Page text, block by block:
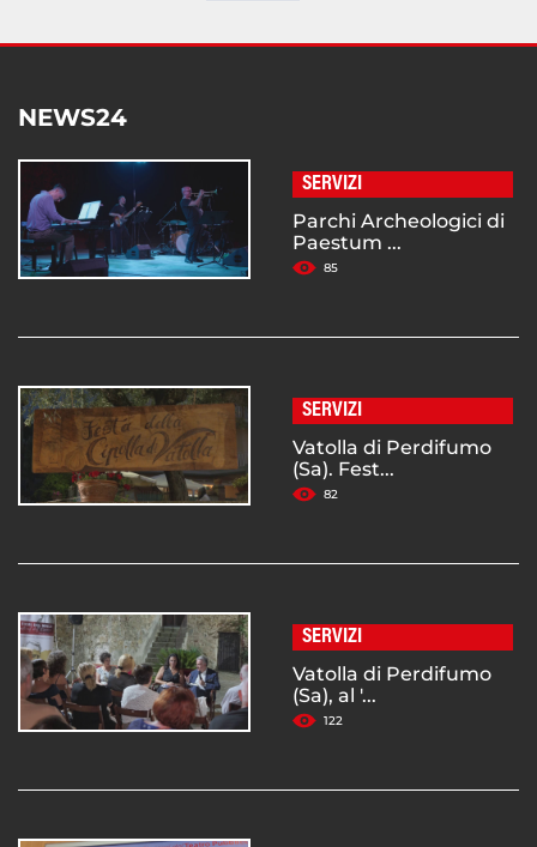
NEWS24
SERVIZI
Parchi Archeologici di
Paestum ...
85
SERVIZI
Vatolla di Perdifumo
(Sa). Fest...
82
SERVIZI
Vatolla di Perdifumo
(Sa), al '...
122